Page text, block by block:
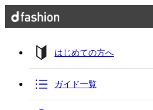
はじめての方へ
ガイド一覧